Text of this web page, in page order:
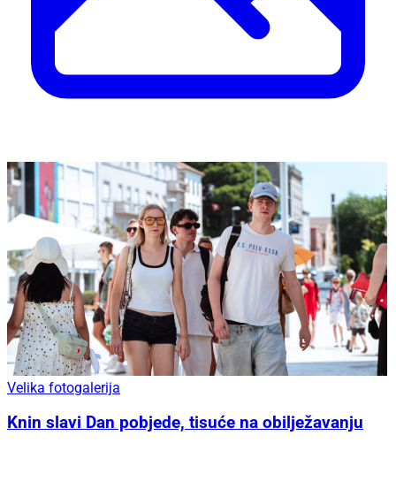
Velika fotogalerija
Knin slavi Dan pobjede, tisuće na obilježavanju